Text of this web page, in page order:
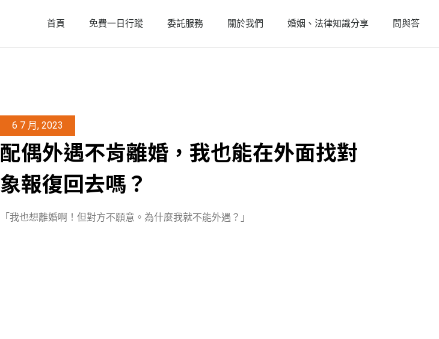
首頁 免費一日行蹤 委託服務 關於我們 婚姻、法律知識分享 問與答
6 7 月, 2023
配偶外遇不肯離婚，我也能在外面找對
象報復回去嗎？
「我也想離婚啊！但對方不願意。為什麼我就不能外遇？」